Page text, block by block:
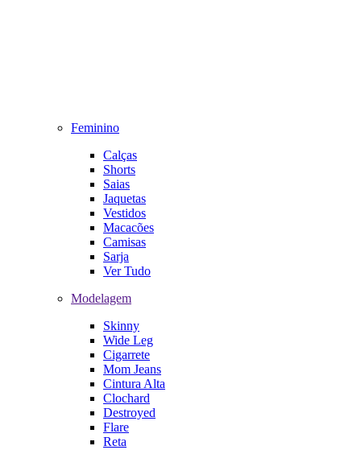
Feminino
Calças
Shorts
Saias
Jaquetas
Vestidos
Macacões
Camisas
Sarja
Ver Tudo
Modelagem
Skinny
Wide Leg
Cigarrete
Mom Jeans
Cintura Alta
Clochard
Destroyed
Flare
Reta